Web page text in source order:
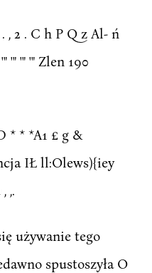
2 . C h P Q z Al- ń
'" '" '" Zlen 190
* * *A1 £ g &
IŁ ll:Olews){iey
używanie tego
spustoszyła O